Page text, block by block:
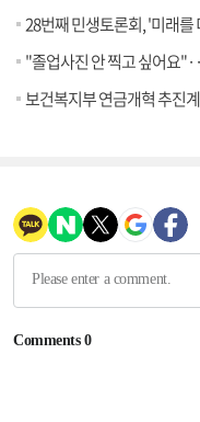
28번째 민생토론회, '미래를 디
"졸업사진 안 찍고 싶어요
보건복지부 연금개혁 추진계획 관